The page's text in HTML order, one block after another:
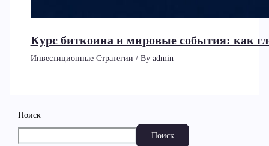
Курс биткоина и мировые события: как
Инвестиционные Стратегии / By admin
Поиск
Поиск